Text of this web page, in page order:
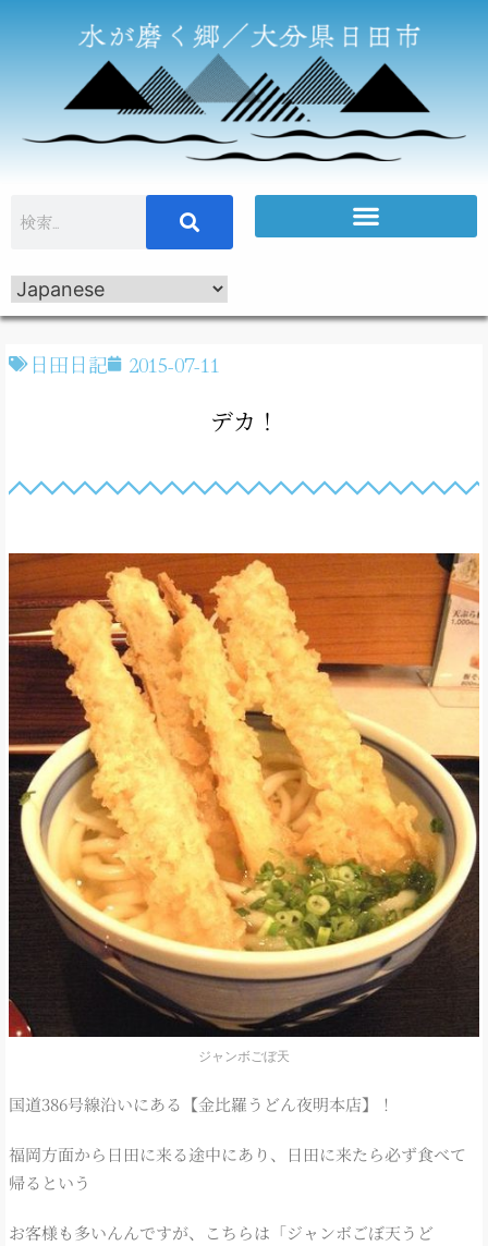
日田日記 2015-07-11
デカ！
ジャンボごぼ天
国道386号線沿いにある【金比羅うどん夜明本店】！
福岡方面から日田に来る途中にあり、日田に来たら必ず食べて
帰るという
お客様も多いんんですが、こちらは「ジャンボごぼ天うど